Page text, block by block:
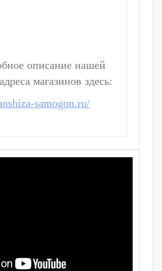
описание нашей
магазинов здесь:
samogon.ru/